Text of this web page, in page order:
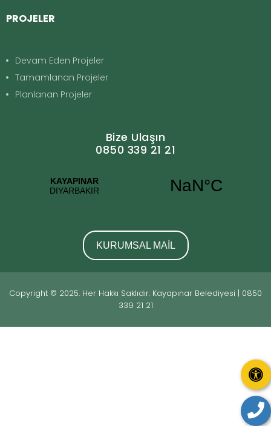
PROJELER
Devam Eden Projeler
Tamamlanan Projeler
Planlanan Projeler
Bize Ulaşın
0850 339 21 21
KURUMSAL MAİL
Copyright © 2025. Her Hakkı Saklıdır. Kayapınar Belediyesi | 0850
339 21 21